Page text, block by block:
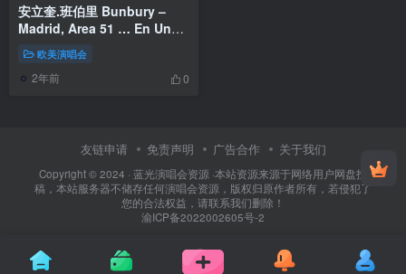
安立奎.班伯里 Bunbury –
Madrid, Area 51 … En Un
Solo Acto De Destruccion
Masiva 2014《BDMV
22GB》
欧美演唱会
2年前 0
友链申请 免责声明 广告合作 关于我们
Copyright © 2024 · 蓝光演唱会资源 ·本站资源来源于网络用户网盘投
稿，本站服务器不储存任何演唱会资源，版权归原作者所有，若侵犯了
您的合法权益，请联系我们删除！
渝ICP备2022002605号-2